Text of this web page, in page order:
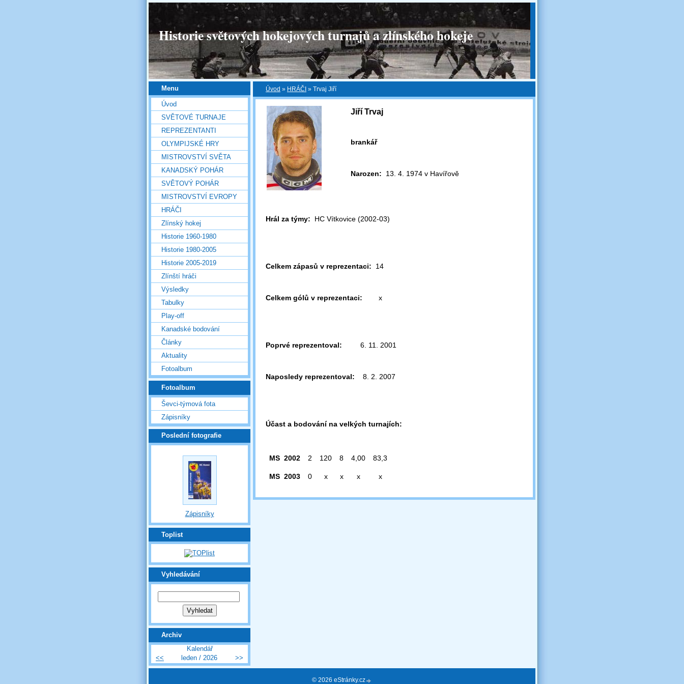
Historie světových hokejových turnajů a zlínského hokeje
Úvod » HRÁČI » Trvaj Jiří
Jiří Trvaj
brankář
Narozen: 13. 4. 1974 v Havířově
Hrál za týmy: HC Vítkovice (2002-03)
Celkem zápasů v reprezentaci: 14
Celkem gólů v reprezentaci: x
Poprvé reprezentoval: 6. 11. 2001
Naposledy reprezentoval: 8. 2. 2007
Účast a bodování na velkých turnajích:
MS 2002 2 120 8 4,00 83,3
MS 2003 0 x x x x
Menu
Úvod
SVĚTOVÉ TURNAJE
REPREZENTANTI
OLYMPIJSKÉ HRY
MISTROVSTVÍ SVĚTA
KANADSKÝ POHÁR
SVĚTOVÝ POHÁR
MISTROVSTVÍ EVROPY
HRÁČI
Zlínský hokej
Historie 1960-1980
Historie 1980-2005
Historie 2005-2019
Zlínští hráči
Výsledky
Tabulky
Play-off
Kanadské bodování
Články
Aktuality
Fotoalbum
Fotoalbum
Ševci-týmová fota
Zápisníky
Poslední fotografie
Zápisníky
Toplist
Vyhledávání
Archiv
Kalendář
<<
leden / 2026 >>
© 2026 eStránky.cz